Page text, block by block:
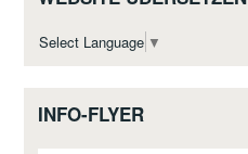
Select Language ▼
INFO-FLYER